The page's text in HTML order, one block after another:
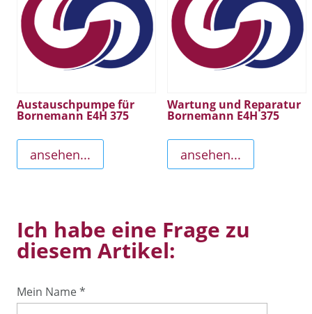
Austauschpumpe für
Bornemann E4H 375
ansehen...
Wartung und Reparatur
Bornemann E4H 375
ansehen...
Ich habe eine Frage zu
diesem Artikel:
Mein Name*